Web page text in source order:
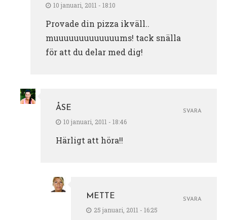
10 januari, 2011 - 18:10
Provade din pizza ikväll..
muuuuuuuuuuuuums! tack snälla
för att du delar med dig!
ÅSE
10 januari, 2011 - 18:46
Härligt att höra!!
SVARA
METTE
25 januari, 2011 - 16:25
SVARA